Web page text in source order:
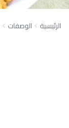
الرئيسية الوصفات